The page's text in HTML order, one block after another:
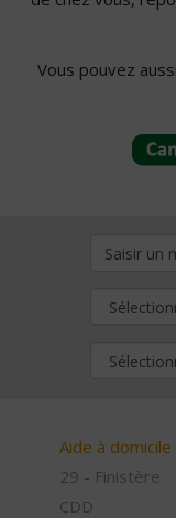
Vous pouvez
Aide à domicile
29 - Finistère
CDD